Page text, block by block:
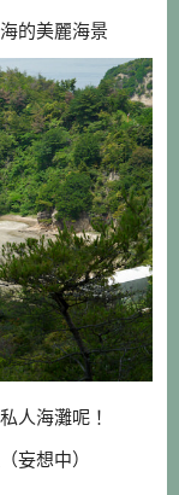
的美麗海景
人海灘呢！
妄想中）